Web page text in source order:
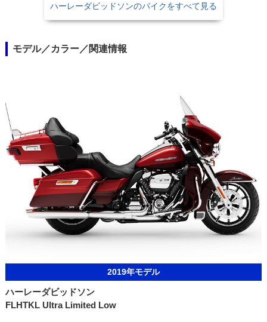
ハーレーダビッドソンのバイクをすべて見る
モデル／カラー／関連情報
2019年モデル
ハーレーダビッドソン
FLHTKL Ultra Limited Low